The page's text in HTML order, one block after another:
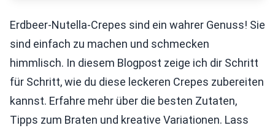
Erdbeer-Nutella-Crepes sind ein wahrer Genuss! Sie
sind einfach zu machen und schmecken
himmlisch. In diesem Blogpost zeige ich dir Schritt
für Schritt, wie du diese leckeren Crepes zubereiten
kannst. Erfahre mehr über die besten Zutaten,
Tipps zum Braten und kreative Variationen. Lass